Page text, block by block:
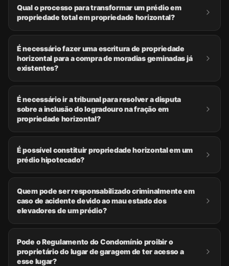
Qual o processo para transformar um prédio em
propriedade total em propriedade horizontal?
É necessário fazer uma escritura de propriedade
horizontal para a compra de moradias geminadas já
existentes?
É necessário ir a tribunal para resolver a disputa
sobre a inclusão do logradouro na fração em
propriedade horizontal?
É possível constituir propriedade horizontal em um
prédio hipotecado?
Quem pode ser responsabilizado criminalmente em
caso de acidente devido ao mau estado dos
elevadores de um prédio?
Pode o Regulamento do Condomínio proibir o
proprietário do lugar de garagem de ter acesso a
esse lugar?